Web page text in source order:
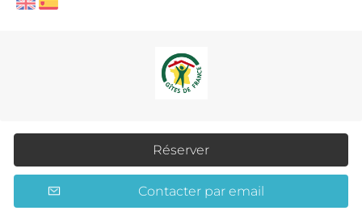
Réserver
Contacter par email